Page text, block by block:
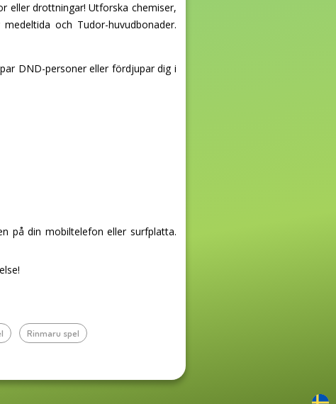
eller drottningar! Utforska chemiser,
och Tudor-huvudbonader.
DND-personer eller fördjupar dig i
på din mobiltelefon eller surfplatta.
Rinmaru spel